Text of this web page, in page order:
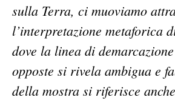
sulla Terra, ci muoviamo
l’interpretazione metaforica
dove la linea di
opposte si rivela ambigua e
della mostra si riferisce